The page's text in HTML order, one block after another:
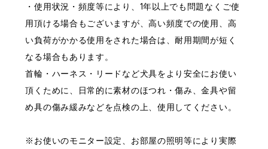
・使用状況・頻度等により、1年以上でも問題なくご使
用頂ける場合もございますが、高い頻度での使用、高
い負荷がかかる使用をされた場合は、耐用期間が短く
なる場合もあります。
首輪・ハーネス・リードなど犬具をより安全にお使い
頂くために、日常的に素材のほつれ・傷み、金具や留
め具の傷み緩みなどを点検の上、使用してください。
※お使いのモニター設定、お部屋の照明等により実際